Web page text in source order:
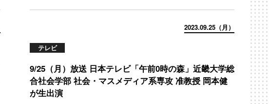
2023.09.25（月）
テレビ
9/25（月）放送 日本テレビ「午前0時の森」近畿大学総
合社会学部 社会・マスメディア系専攻 准教授 岡本健
が生出演